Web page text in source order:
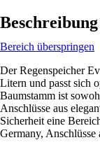
Beschreibung
Bereich überspringen
Der Regenspeicher
Litern und passt sich
Baumstamm ist
Anschlüsse aus
Sicherheit eine
Germany, Anschlüsse